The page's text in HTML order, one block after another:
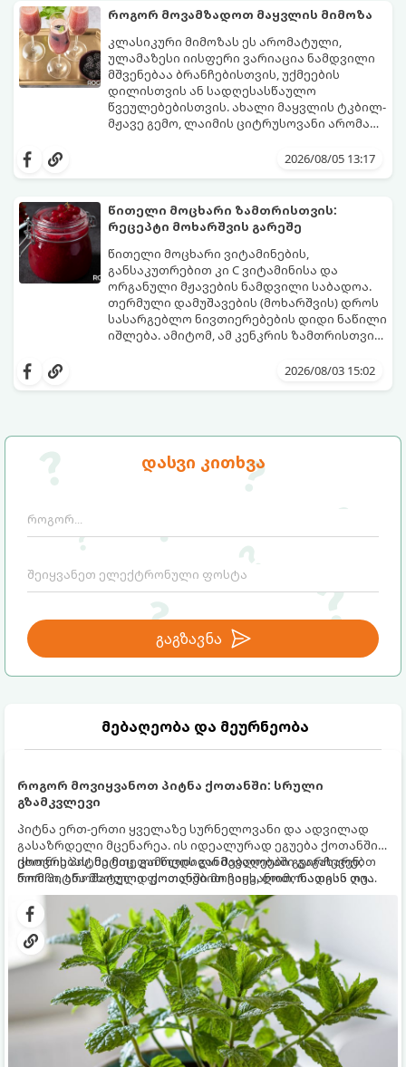
დასვი კითხვა
გაგზავნა
მებაღეობა და მეურნეობა
როგორ მოვიყვანოთ პიტნა ქოთანში: სრული
გზამკვლევი
პიტნა ერთ-ერთი ყველაზე სურნელოვანი და ადვილად
გასაზრდელი მცენარეა. ის იდეალურად ეგუება ქოთანში
ცხოვრებას, მეტიც, გამოცდილი მებაღეები გვირჩევენ,
რომ პიტნა მხოლოდ ქოთანში მოვიყვანოთ, რადგან ღია
გრუნტში (ბაღში) დარგვისას ის ფესვებით ძალიან
სწრაფად ვრცელდება და სხვა მცენარეებს ავიწროებს.
ქოთნის პიტნა მთელი წლის განმავლობაში გაგახარებთ
ნორჩი, არომატული ფოთლებით ჩაის, ლიმონათისა თუ
კერძებისთვის.
შეწვისას ფორმა იდეალურად შეინარჩუნოს
და არ დაიშალოს.
მომზადების დრო: 20 წუთი (დამატებით
მუხუდოს ჩალბობის დრო: 12-24 საათი)
შეწვის დრო: 10–15 წუთი ულუფა: 20–24 ცალი
ბურთულა (4–6 პორცია)
როგორ მოვამზადოთ მაყვლის მიმოზა
კლასიკური მიმოზას ეს არომატული,
ულამაზესი იისფერი ვარიაცია ნამდვილი
მშვენებაა ბრანჩებისთვის, უქმეების
დილისთვის ან სადღესასწაულო
წვეულებებისთვის. ახალი მაყვლის ტკბილ-
მჟავე გემო, ლაიმის ციტრუსოვანი არომატი
საოცრად დახვეწილ და მაგრილებელ
და მის მომზადებას მინიმალური
პორცია
2026/08/05 13:17
წითელი მოცხარი ზამთრისთვის:
რეცეპტი მოხარშვის გარეშე
წითელი მოცხარი ვიტამინების,
განსაკუთრებით კი C ვიტამინისა და
ორგანული მჟავების ნამდვილი საბადოა.
თერმული დამუშავების (მოხარშვის) დროს
სასარგებლო ნივთიერებების დიდი ნაწილი
იშლება. ამიტომ, ამ კენკრის ზამთრისთვის
მომზადებაა - მოხარშვის გარეშე.
ბუნებრივ, კაშკაშა გემოს, არომატს და
2026/08/03 15:02